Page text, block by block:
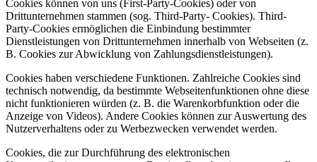
Cookies können von uns (First-Party-Cookies) oder von
Drittunternehmen stammen (sog. Third-Party- Cookies). Third-
Party-Cookies ermöglichen die Einbindung bestimmter
Dienstleistungen von Drittunternehmen innerhalb von Webseiten (z.
B. Cookies zur Abwicklung von Zahlungsdienstleistungen).
Cookies haben verschiedene Funktionen. Zahlreiche Cookies sind
technisch notwendig, da bestimmte Webseitenfunktionen ohne diese
nicht funktionieren würden (z. B. die Warenkorbfunktion oder die
Anzeige von Videos). Andere Cookies können zur Auswertung des
Nutzerverhaltens oder zu Werbezwecken verwendet werden.
Cookies, die zur Durchführung des elektronischen